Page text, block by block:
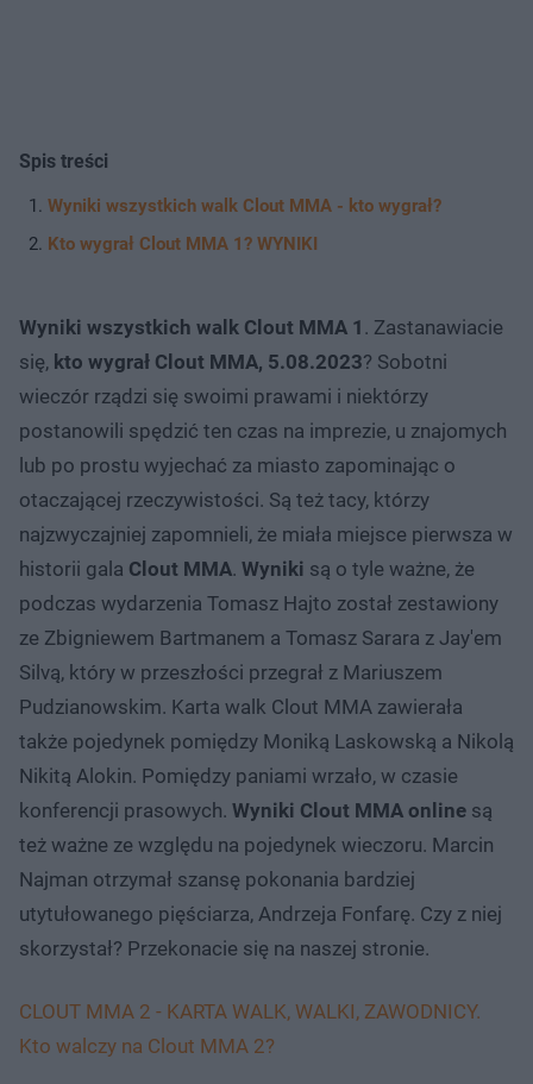
Spis treści
Wyniki wszystkich walk Clout MMA - kto wygrał?
Kto wygrał Clout MMA 1? WYNIKI
Wyniki wszystkich walk Clout MMA 1 . Zastanawiacie
się, kto wygrał Clout MMA, 5.08.2023? Sobotni
wieczór rządzi się swoimi prawami i niektórzy
postanowili spędzić ten czas na imprezie, u znajomych
lub po prostu wyjechać za miasto zapominając o
otaczającej rzeczywistości. Są też tacy, którzy
najzwyczajniej zapomnieli, że miała miejsce pierwsza w
historii gala Clout MMA. Wyniki są o tyle ważne, że
podczas wydarzenia Tomasz Hajto został zestawiony
ze Zbigniewem Bartmanem a Tomasz Sarara z Jay'em
Silvą, który w przeszłości przegrał z Mariuszem
Pudzianowskim. Karta walk Clout MMA zawierała
także pojedynek pomiędzy Moniką Laskowską a Nikolą
Nikitą Alokin. Pomiędzy paniami wrzało, w czasie
konferencji prasowych. Wyniki Clout MMA online są
też ważne ze względu na pojedynek wieczoru. Marcin
Najman otrzymał szansę pokonania bardziej
utytułowanego pięściarza, Andrzeja Fonfarę. Czy z niej
skorzystał? Przekonacie się na naszej stronie.
CLOUT MMA 2 - KARTA WALK, WALKI, ZAWODNICY.
Kto walczy na Clout MMA 2?